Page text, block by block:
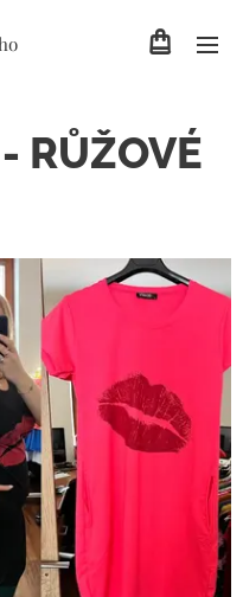
RŮŽOVÉ